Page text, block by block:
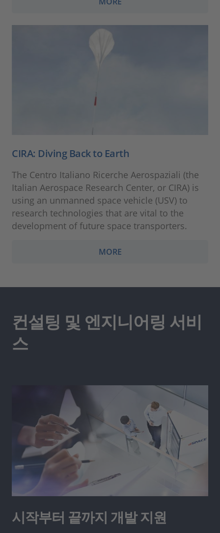
CIRA: Diving Back to Earth
The Centro Italiano Ricerche Aerospaziali (the
Italian Aerospace Research Center, or CIRA) is
using an unmanned space vehicle (USV) to
research technologies that are vital to the
development of future space transporters.
MORE
컨설팅 및 엔지니어링 서비
스
시작부터 끝까지 개발 지원